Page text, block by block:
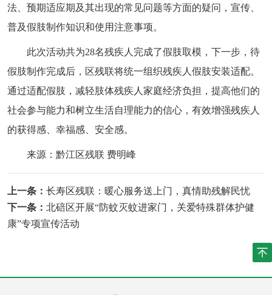
法、预期适应期及其出现的常见问题等方面的疑问，宣传、
普及假肢制作知识和使用注意事项。
此次活动共为28名残疾人完成了假肢取模，下一步，待
假肢制作完成后，区残联将统一组织残疾人假肢安装适配。
通过适配假肢，减轻肢体残疾人家庭经济负担，提高他们的
社会参与能力和树立生活自理能力的信心，有效增强残疾人
的获得感、幸福感、安全感。
来源：黔江区残联 费明峰
上一条： 长寿区残联：暖心服务送上门，真情助残解民忧
下一条： 北碚区开展“防蚊灭蚊进家门，关爱特殊群体护健
康”专项宣传活动